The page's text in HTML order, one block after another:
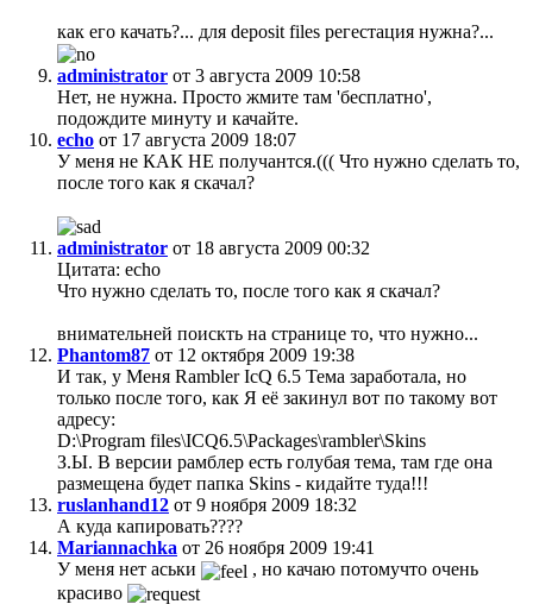
как его качать?... для deposit files регестация нужна?...
administrator от 3 августа 2009 10:58
Нет, не нужна. Просто жмите там 'бесплатно',
подождите минуту и качайте.
echo от 17 августа 2009 18:07
У меня не КАК НЕ получантся.((( Что нужно сделать то,
после того как я скачал?
administrator от 18 августа 2009 00:32
Цитата: echo
Что нужно сделать то, после того как я скачал?
внимательней поискть на странице то, что нужно...
Phantom87 от 12 октября 2009 19:38
И так, у Меня Rambler IcQ 6.5 Тема заработала, но
только после того, как Я её закинул вот по такому вот
адресу:
D:\Program files\ICQ6.5\Packages\rambler\Skins
З.Ы. В версии рамблер есть голубая тема, там где она
размещена будет папка Skins - кидайте туда!!!
ruslanhand12 от 9 ноября 2009 18:32
А куда капировать????
Mariannachka от 26 ноября 2009 19:41
У меня нет аськи
, но качаю потомучто очень
красиво